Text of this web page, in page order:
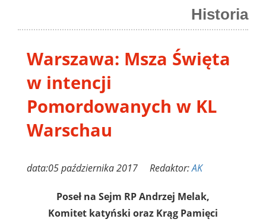
Historia
Warszawa: Msza Święta
w intencji
Pomordowanych w KL
Warschau
data:05 października 2017 Redaktor:AK
Poseł na Sejm RP Andrzej Melak,
Komitet katyński oraz Krąg Pamięci